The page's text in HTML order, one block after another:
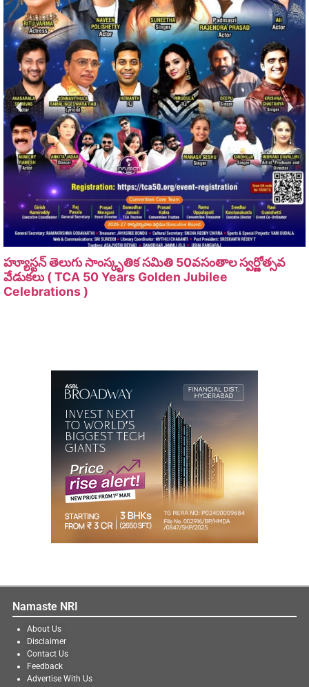
హ్యూస్టన్ తెలుగు సాంస్కృతిక సమితి 50వసంతాల స్వర్ణోత్సవ
వేడుకలు ( TCA 50 Years Golden Jubilee
Celebrations )
Namaste NRI
About Us
Disclaimer
Contact Us
Feedback
Advertise With Us